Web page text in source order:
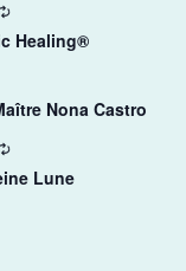
r
n
R
e
c
r
n
Healing®
Nona Castro
R
c
Lune